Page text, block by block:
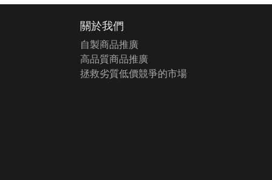
關於我們
自製商品推廣
高品質商品推廣
拯救劣質低價競爭的市場